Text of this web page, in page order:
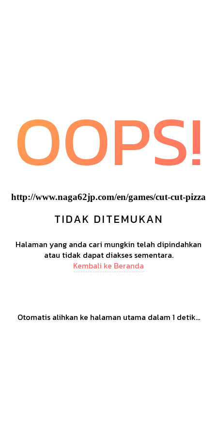
OOPS!
http://www.naga62jp.com/en/games/cut-cut-pizza
TIDAK DITEMUKAN
Halaman yang anda cari mungkin telah dipindahkan
atau tidak dapat diakses sementara.
Kembali ke Beranda
Otomatis alihkan ke halaman utama dalam 1 detik...